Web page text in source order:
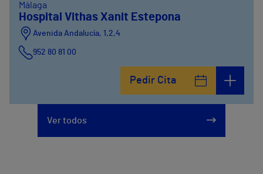
Málaga
Hospital Vithas Xanit Estepona
Avenida Andalucía, 1,2,4
952 80 81 00
Pedir Cita
Ver todos